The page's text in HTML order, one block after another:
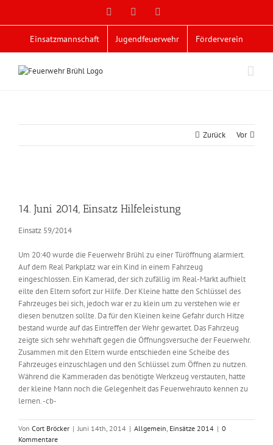
Facebook
Einsatzmannschaft Jugendfeuerwehr Förderverein
Zurück Vor
Bild
14. Juni 2014, Einsatz Hilfeleistung
Einsatz 59/2014
Um 20:40 wurde die Feuerwehr Brühl zu einer Türöffnung alarmiert.
Auf dem Real Parkplatz war ein Kind in einem Fahrzeug
eingeschlossen. Ein Kamerad, der sich zufällig im Real-Markt aufhielt
eilte den Eltern sofort zur Hilfe. Der Kleine hatte den Schlüssel des
Fahrzeuges bei sich, jedoch war er zu klein um zu verstehen wie er
diesen benutzen sollte. Da für den Kleinen keine Gefahr durch Hitze
bestand wurde auf das Eintreffen der Wehr gewartet. Das Fahrzeug
zeigte sich sehr wehrhaft gegen die Öffnungsversuche der Feuerwehr.
Zusammen mit den Eltern wurde entschieden eine Scheibe des
Fahrzeuges einzuschlagen und den Schlüssel zum Öffnen zu nutzen.
Während die Kammeraden das benötigte Werkzeug verstauten, hatte
der kleine Mann noch die Gelegenheit das Feuerwehrauto kennen zu
lernen. -cb-
Von Cort Bröcker | Juni 14th, 2014 | Allgemein, Einsätze 2014 | 0
Kommentare